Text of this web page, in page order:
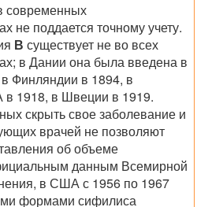
современных
не поддается точному учету.
В существует не во всех
в Дании она была введена в
Финляндии в 1894, в
1918, в Швеции в 1919.
скрыть свое заболевание и
врачей не позволяют
об объеме
данным Всемирной
в США с 1956 по 1967
формами сифилиса